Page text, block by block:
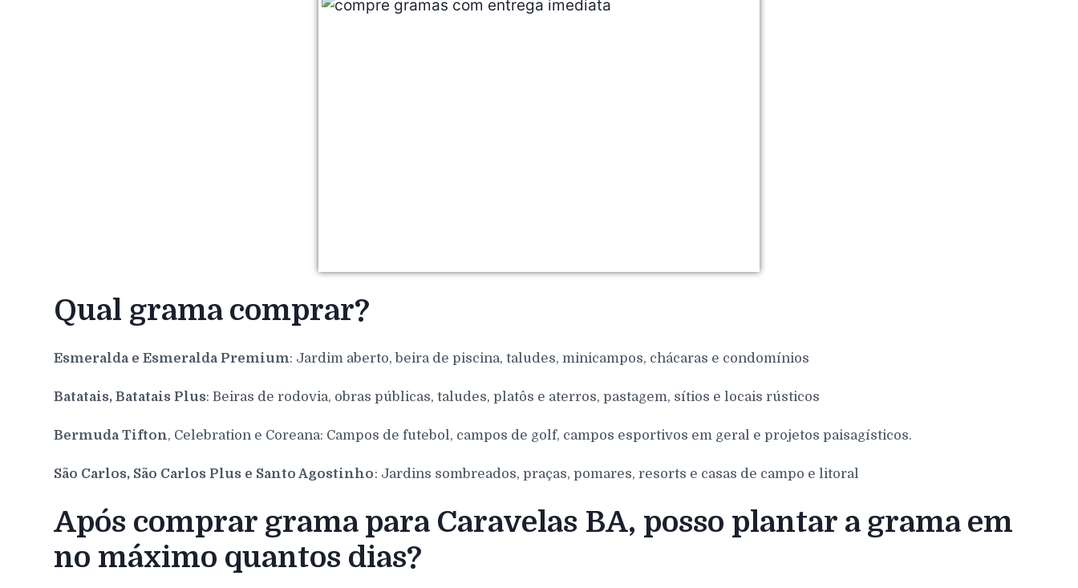
Qual grama comprar?
Esmeralda e Esmeralda Premium: Jardim aberto, beira de piscina, taludes, minicampos, chácaras e condomínios
Batatais, Batatais Plus: Beiras de rodovia, obras públicas, taludes, platôs e aterros, pastagem, sítios e locais rústicos
Bermuda Tifton, Celebration e Coreana: Campos de futebol, campos de golf, campos esportivos em geral e projetos paisagísticos.
São Carlos, São Carlos Plus e Santo Agostinho: Jardins sombreados, praças, pomares, resorts e casas de campo e litoral
Após comprar grama para Caravelas BA, posso plantar a grama em
no máximo quantos dias?